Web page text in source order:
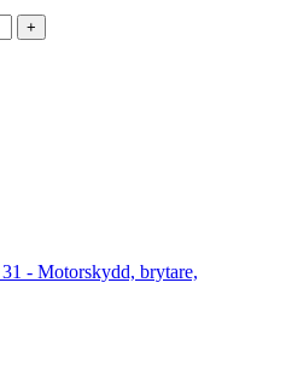
+
31 - Motorskydd, brytare,